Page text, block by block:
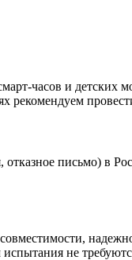
часов и
рекомендуем
письмо) в
не